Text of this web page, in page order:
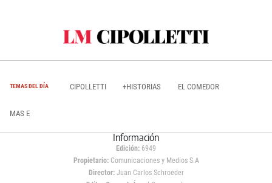
TEMAS DEL DÍA CIPOLLETTI +HISTORIAS EL COMEDOR
MAS E
Información
Edición: 6949
Propietario:Comunicaciones y Medios S.A
Director: Juan Carlos Schroeder